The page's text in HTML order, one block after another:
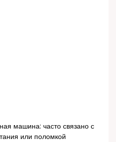
машина: часто связано с
или поломкой